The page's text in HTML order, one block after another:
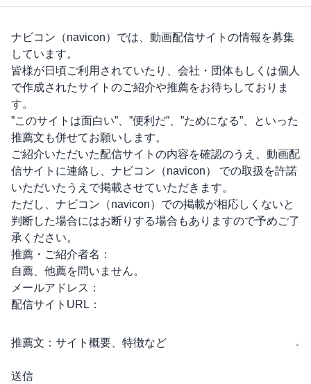
ナビコン（navicon） では、動画配信サイトの情報を募集
しています。
皆様が日頃ご利用されていたり、会社・団体もしくは個人
で作成されたサイトのご紹介や推薦をお待ちしておりま
す。
”このサイトは面白い”、”便利だ”、”ためになる”、といった
推薦文も併せてお願いします。
ご紹介いただいた配信サイトの内容を確認のうえ、動画配
信サイトに連絡し、 ナビコン（navicon）
での取扱を許諾
いただいたうえで掲載させていただきます。
ただし、 ナビコン（navicon） での掲載が相応しくないと
判断した場合にはお断りする場合もありますので予めご了
承ください。
推薦・ご紹介者名：
自薦、他薦を問いません。
メールアドレス：
配信サイトURL：
推薦文： サイト概要、特徴など